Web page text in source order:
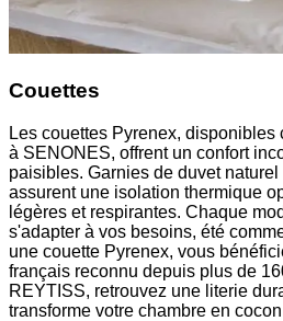
Couettes
Les couettes Pyrenex,
à SENONES, offrent un confort
paisibles. Garnies de duvet
assurent une isolation thermique
légères et respirantes. Chaque
s'adapter à vos besoins, été
une couette Pyrenex, vous
français reconnu depuis plus de
REYTISS, retrouvez une literie
transforme votre chambre en